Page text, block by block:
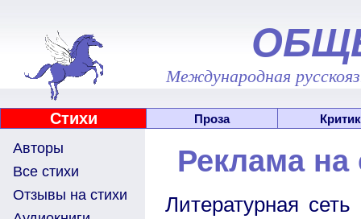
Международная
Стихи Проза
Авторы
Все стихи
Отзывы на стихи
Реклама на
Литературная